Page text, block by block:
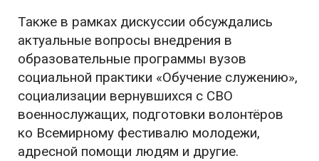
Также в рамках дискуссии обсуждались
актуальные вопросы внедрения в
образовательные программы вузов
социальной практики «Обучение служению»,
социализации вернувшихся с СВО
военнослужащих, подготовки волонтёров
ко Всемирному фестивалю молодежи,
адресной помощи людям и другие.